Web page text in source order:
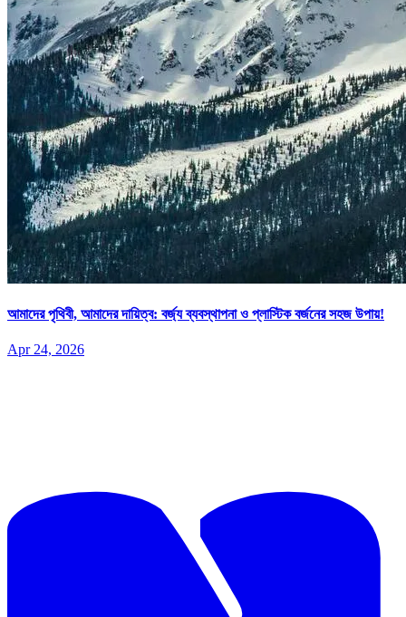
আমাদের পৃথিবী, আমাদের দায়িত্ব: বর্জ্য ব্যবস্থাপনা ও প্লাস্টিক বর্জনের সহজ উপায়!
Apr 24, 2026